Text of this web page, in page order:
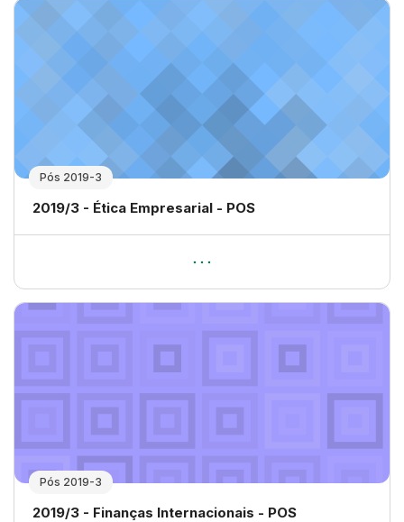
Pós 2019-3
Nome da disciplina
2019/3 - Ética Empresarial - POS
Pós 2019-3
Nome da disciplina
2019/3 - Finanças Internacionais - POS